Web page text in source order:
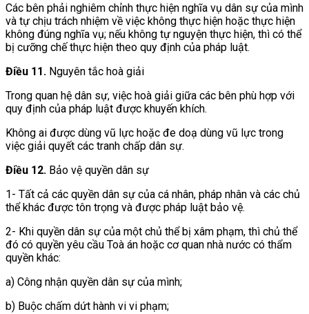
Các bên phải nghiêm chỉnh thực hiện nghĩa vụ dân sự của mình
và tự chịu trách nhiệm về việc không thực hiện hoặc thực hiện
không đúng nghĩa vụ; nếu không tự nguyện thực hiện, thì có thể
bị cưỡng chế thực hiện theo quy định của pháp luật.
Điều 11. Nguyên tắc hoà giải
Trong quan hệ dân sự, việc hoà giải giữa các bên phù hợp với
quy định của pháp luật được khuyến khích.
Không ai được dùng vũ lực hoặc đe doạ dùng vũ lực trong
việc giải quyết các tranh chấp dân sự.
Điều 12. Bảo vệ quyền dân sự
1- Tất cả các quyền dân sự của cá nhân, pháp nhân và các chủ
thể khác được tôn trọng và được pháp luật bảo vệ.
2- Khi quyền dân sự của một chủ thể bị xâm phạm, thì chủ thể
đó có quyền yêu cầu Toà án hoặc cơ quan nhà nước có thẩm
quyền khác:
a) Công nhận quyền dân sự của mình;
b) Buộc chấm dứt hành vi vi phạm;